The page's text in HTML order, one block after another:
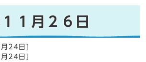
１月２６日
24日
24日